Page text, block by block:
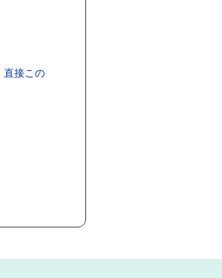
直接この